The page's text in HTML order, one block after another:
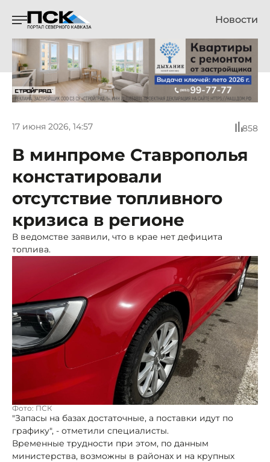
Новости
17 июня 2026, 14:57 858
В минпроме Ставрополья
констатировали
отсутствие топливного
кризиса в регионе
В ведомстве заявили, что в крае нет дефицита
топлива.
Фото: ПСК
"Запасы на базах достаточные, а поставки идут по
графику", - отметили специалисты.
Временные трудности при этом, по данным
министерства, возможны в районах и на крупных